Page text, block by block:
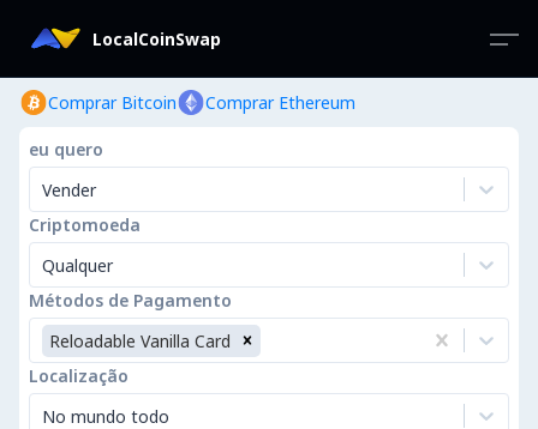
LocalCoinSwap
Comprar Bitcoin Comprar Ethereum
eu quero
Vender
Criptomoeda
Qualquer
Métodos de Pagamento
Reloadable Vanilla Card
Localização
No mundo todo